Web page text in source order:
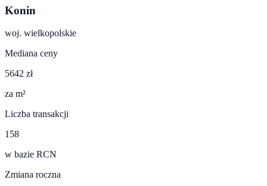
Konin
woj. wielkopolskie
Mediana ceny
5642 zł
za m²
Liczba transakcji
158
w bazie RCN
Zmiana roczna